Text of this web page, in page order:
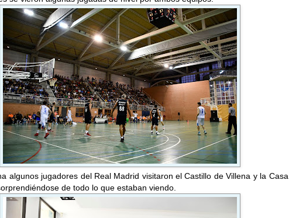
algunos jugadores del Real Madrid visitaron el Castillo de Villena y la Casa
de todo lo que estaban viendo.